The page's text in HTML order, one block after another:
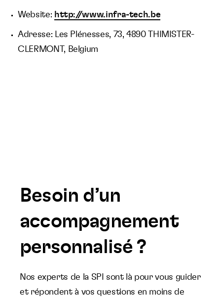
Website: http://www.infra-tech.be
Adresse: Les Plénesses, 73, 4890 THIMISTER-
CLERMONT, Belgium
Besoin d’un
accompagnement
personnalisé ?
Nos experts de la SPI sont là pour vous guider
et répondent à vos questions en moins de